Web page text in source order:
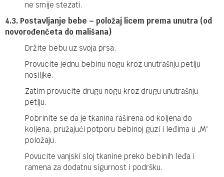
ne smije stezati.
4.3. Postavljanje bebe – položaj licem prema unutra (od
novorođenčeta do mališana)
Držite bebu uz svoja prsa.
Provucite jednu bebinu nogu kroz unutrašnju petlju
nosiljke.
Zatim provucite drugu nogu kroz drugu unutrašnju
petlju.
Pobrinite se da je tkanina raširena od koljena do
koljena, pružajući potporu bebinoj guzi i leđima u „M“
položaju.
Povucite vanjski sloj tkanine preko bebinih leđa i
ramena za dodatnu sigurnost i podršku.